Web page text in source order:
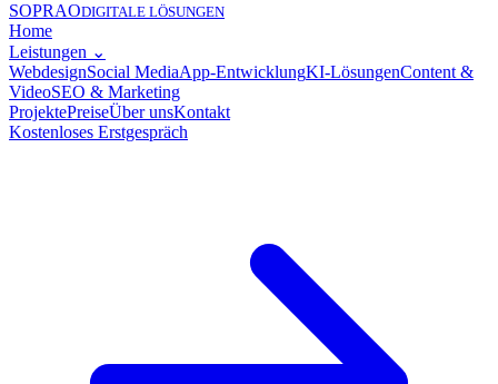
SOPRAODIGITALE LÖSUNGEN
Home
Leistungen ⌄
WebdesignSocial MediaApp-EntwicklungKI-LösungenContent &
VideoSEO & Marketing
ProjektePreiseÜber unsKontakt
Kostenloses Erstgespräch